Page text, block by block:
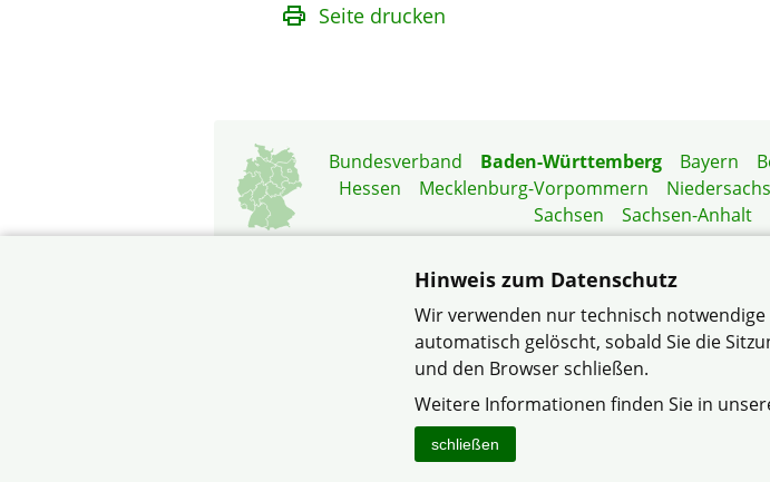
Seite drucken
Bundesverband Baden-Württemberg Bayern
Hessen
Mecklenburg-Vorpommern
Sachsen
Sachsen-Anhalt
© Bezirksverband Neckar-Odenwald im
Datenschutzerklärung
Hinweis zum Datenschutz
Wir verwenden nur technisch notwendige
automatisch gelöscht, sobald Sie die
und den Browser schließen.
Weitere Informationen finden Sie in
schließen